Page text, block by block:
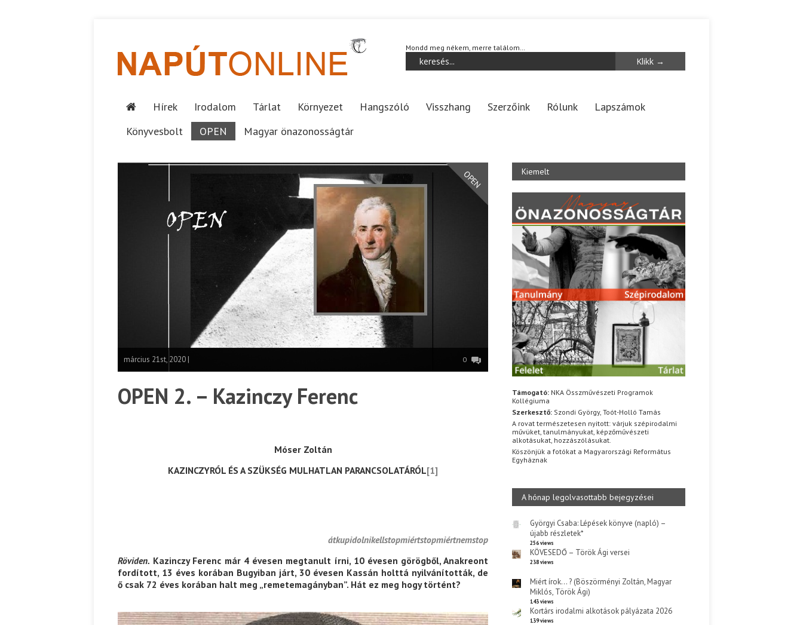
Mondd meg nékem, merre találom…
Hírek Irodalom Tárlat Környezet Hangszóló Visszhang Szerzőink Rólunk
Lapszámok
Könyvesbolt
OPEN Magyar önazonosságtár
OPEN
március 21st, 2020 | 0
OPEN 2. – Kazinczy Ferenc
Móser Zoltán
KAZINCZYRÓL ÉS A SZÜKSÉG MULHATLAN PARANCSOLATÁRÓL[1]
átkupidolnikellstopmiértstopmiértnemstop
Röviden. Kazinczy Ferenc már 4 évesen megtanult írni, 10 évesen görögből, Anakreont
fordított, 13 éves korában Bugyiban járt, 30 évesen Kassán holttá nyilvánították, de
ő csak 72 éves korában halt meg „remetemagányban”. Hát ez meg hogy történt?
Kiemelt
Támogató: NKA Összművészeti Programok
Kollégiuma
Szerkesztő: Szondi György, Toót-Holló Tamás
A rovat természetesen nyitott: várjuk szépirodalmi
művüket, tanulmányukat, képzőművészeti
alkotásukat, hozzászólásukat.
Köszönjük a fotókat a Magyarországi Református
Egyháznak
A hónap legolvasottabb bejegyzései
Györgyi Csaba: Lépések könyve (napló) –
újabb részletek*
256 views
KÖVESEDŐ – Török Ági versei
238 views
Miért írok… ? (Böszörményi Zoltán, Magyar
Miklós, Török Ági)
143 views
Kortárs irodalmi alkotások pályázata 2026
139 views